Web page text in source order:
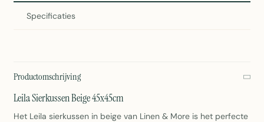
Specificaties
Productomschrijving
Leila Sierkussen Beige 45x45cm
Het Leila sierkussen in beige van Linen & More is het perfecte